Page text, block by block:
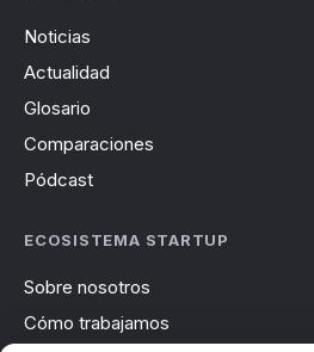
Noticias
Actualidad
Glosario
Comparaciones
Pódcast
ECOSISTEMA STARTUP
Sobre nosotros
Cómo trabajamos